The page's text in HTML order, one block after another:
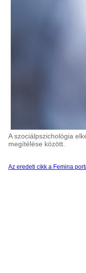
A szociálpszichológia
megítélése között.
Az eredeti cikk a Femina